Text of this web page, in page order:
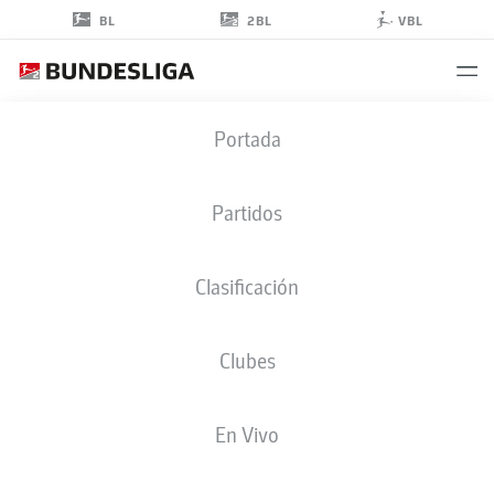
BL 2BL VBL
Portada
Partidos
Clasificación
Clubes
En Vivo